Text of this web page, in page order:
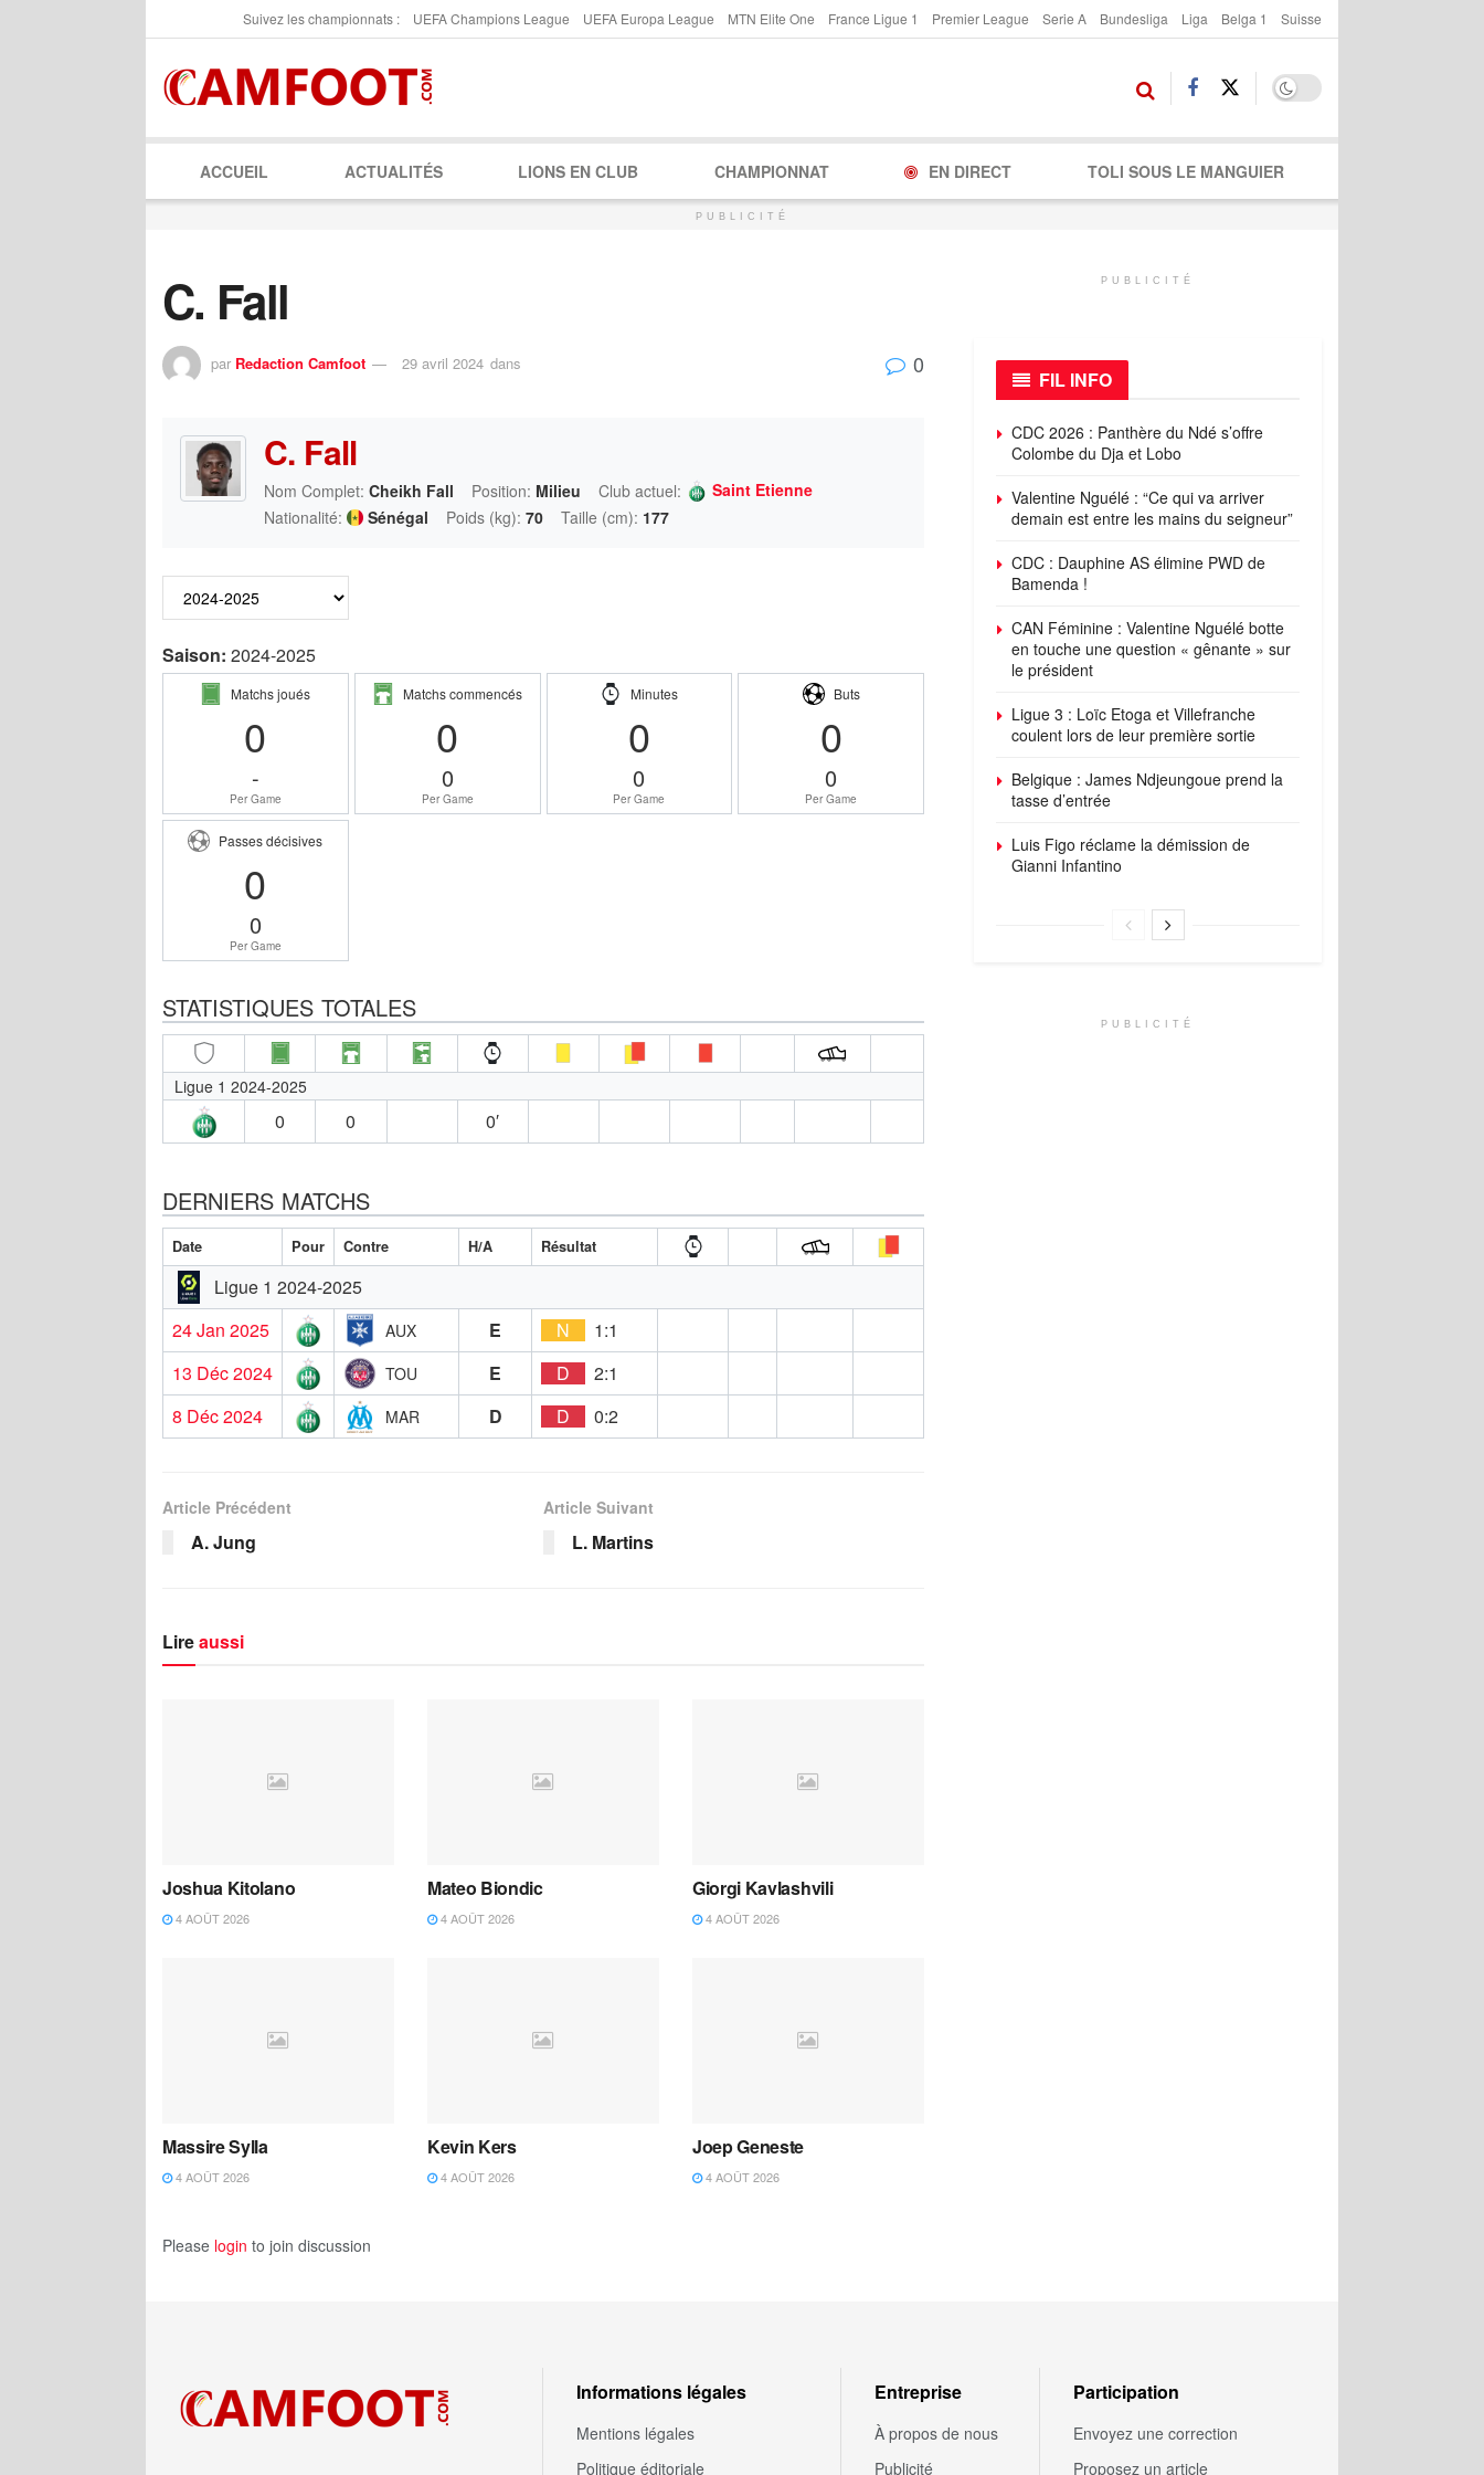
Suivez les championnats : UEFA Champions League UEFA Europa League MTN Elite One France Ligue 1 Premier League Serie A Bundesliga Liga Belga 1 Suisse
ACCUEIL ACTUALITÉS LIONS EN CLUB CHAMPIONNAT EN DIRECT TOLI SOUS LE MANGUIER
PUBLICITÉ
C. Fall
par Redaction Camfoot 29 avril 2024 dans 0
C. Fall
Nom Complet: Cheikh Fall Position: Milieu Club actuel:
Saint Etienne
Nationalité:
Sénégal Poids (kg): 70 Taille (cm): 177
Saison: 2024-2025
Matchs joués
0
-
Per Game
Matchs commencés
0
0
Per Game
Minutes
0
0
Per Game
Buts
0
0
Per Game
Passes décisives
0
0
Per Game
STATISTIQUES TOTALES
Ligue 1 2024-2025
0 0 0′
DERNIERS MATCHS
Date Pour Contre H/A Résultat
Ligue 1 2024-2025
24 Jan 2025
AUX E N
1:1
13 Déc 2024
TOU E D
2:1
8 Déc 2024
MAR D D 0:2
Article Précédent
A. Jung
Article Suivant
L. Martins
Lireaussi
Joshua Kitolano
4 AOÛT 2026
Mateo Biondic
4 AOÛT 2026
Giorgi Kavlashvili
4 AOÛT 2026
Massire Sylla
4 AOÛT 2026
Kevin Kers
4 AOÛT 2026
Joep Geneste
4 AOÛT 2026
Please login to join discussion
PUBLICITÉ
FIL INFO
CDC 2026 : Panthère du Ndé s’offre
Colombe du Dja et Lobo
Valentine Nguélé : “Ce qui va arriver
demain est entre les mains du seigneur”
CDC : Dauphine AS élimine PWD de
Bamenda !
CAN Féminine : Valentine Nguélé botte
en touche une question « gênante » sur
le président
Ligue 3 : Loïc Etoga et Villefranche
coulent lors de leur première sortie
Belgique : James Ndjeungoue prend la
tasse d’entrée
Luis Figo réclame la démission de
Gianni Infantino
PUBLICITÉ
Informations légales
Mentions légales
Politique éditoriale
Entreprise
À propos de nous
Publicité
Participation
Envoyez une correction
Proposez un article